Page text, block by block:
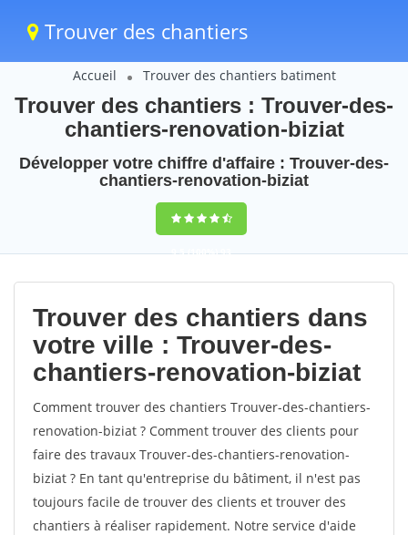
Trouver des chantiers
Accueil Trouver des chantiers batiment
Trouver des chantiers : Trouver-des-
chantiers-renovation-biziat
Développer votre chiffre d'affaire : Trouver-des-
chantiers-renovation-biziat
9,5(100%)93
votes
Trouver des chantiers dans
votre ville : Trouver-des-
chantiers-renovation-biziat
Comment trouver des chantiers Trouver-des-chantiers-
renovation-biziat ? Comment trouver des clients pour
faire des travaux Trouver-des-chantiers-renovation-
biziat ? En tant qu'entreprise du bâtiment, il n'est pas
toujours facile de trouver des clients et trouver des
chantiers à réaliser rapidement. Notre service d'aide